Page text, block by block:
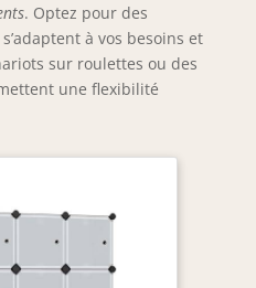
. Optez pour des
à vos besoins et
sur roulettes ou des
une flexibilité